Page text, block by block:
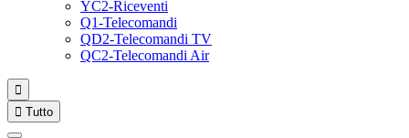
YC2-Riceventi
Q1-Telecomandi
QD2-Telecomandi TV
QC2-Telecomandi Air

 Tutto